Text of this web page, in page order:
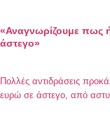
«Αναγνωρίζουμε πως
άστεγο»
Πολλές αντιδράσεις
ευρώ σε άστεγο, από